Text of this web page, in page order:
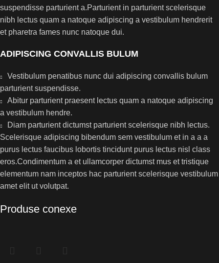
suspendisse parturient a.Parturient in parturient scelerisque
nibh lectus quam a natoque adipiscing a vestibulum hendrerit
et pharetra fames nunc natoque dui.
ADIPISCING CONVALLIS BULUM
Vestibulum penatibus nunc dui adipiscing convallis bulum
parturient suspendisse.
Abitur parturient praesent lectus quam a natoque adipiscing
a vestibulum hendre.
Diam parturient dictumst parturient scelerisque nibh lectus.
Scelerisque adipiscing bibendum sem vestibulum et in a a a
purus lectus faucibus lobortis tincidunt purus lectus nisl class
eros.Condimentum a et ullamcorper dictumst mus et tristique
elementum nam inceptos hac parturient scelerisque vestibulum
amet elit ut volutpat.
Produse conexe